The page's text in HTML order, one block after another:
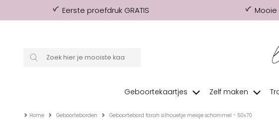
Eerste proefdruk GRATIS
Geboortekaartjes Zelf maken
Home Geboorteborden Geboortebord farah silhouetje meisje schommel - 50x70